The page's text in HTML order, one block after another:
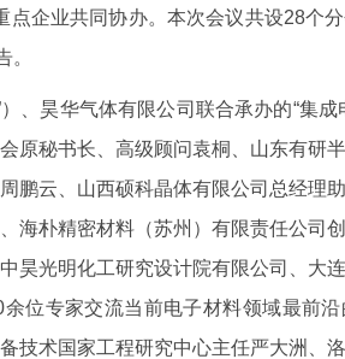
企业共同协办。本次会议共设28个
昊华气体有限公司联合承办的“集成
原秘书长、高级顾问袁桐、山东有研
鹏云、山西硕科晶体有限公司总经理
海朴精密材料（苏州）有限责任公司
昊光明化工研究设计院有限公司、大
位专家交流当前电子材料领域最前
技术国家工程研究中心主任严大洲、